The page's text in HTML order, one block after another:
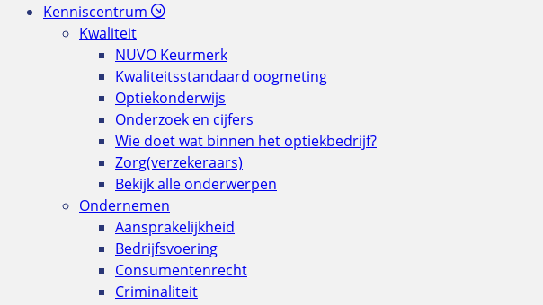
Kenniscentrum
Kwaliteit
NUVO Keurmerk
Kwaliteitsstandaard oogmeting
Optiekonderwijs
Onderzoek en cijfers
Wie doet wat binnen het optiekbedrijf?
Zorg(verzekeraars)
Bekijk alle onderwerpen
Ondernemen
Aansprakelijkheid
Bedrijfsvoering
Consumentenrecht
Criminaliteit